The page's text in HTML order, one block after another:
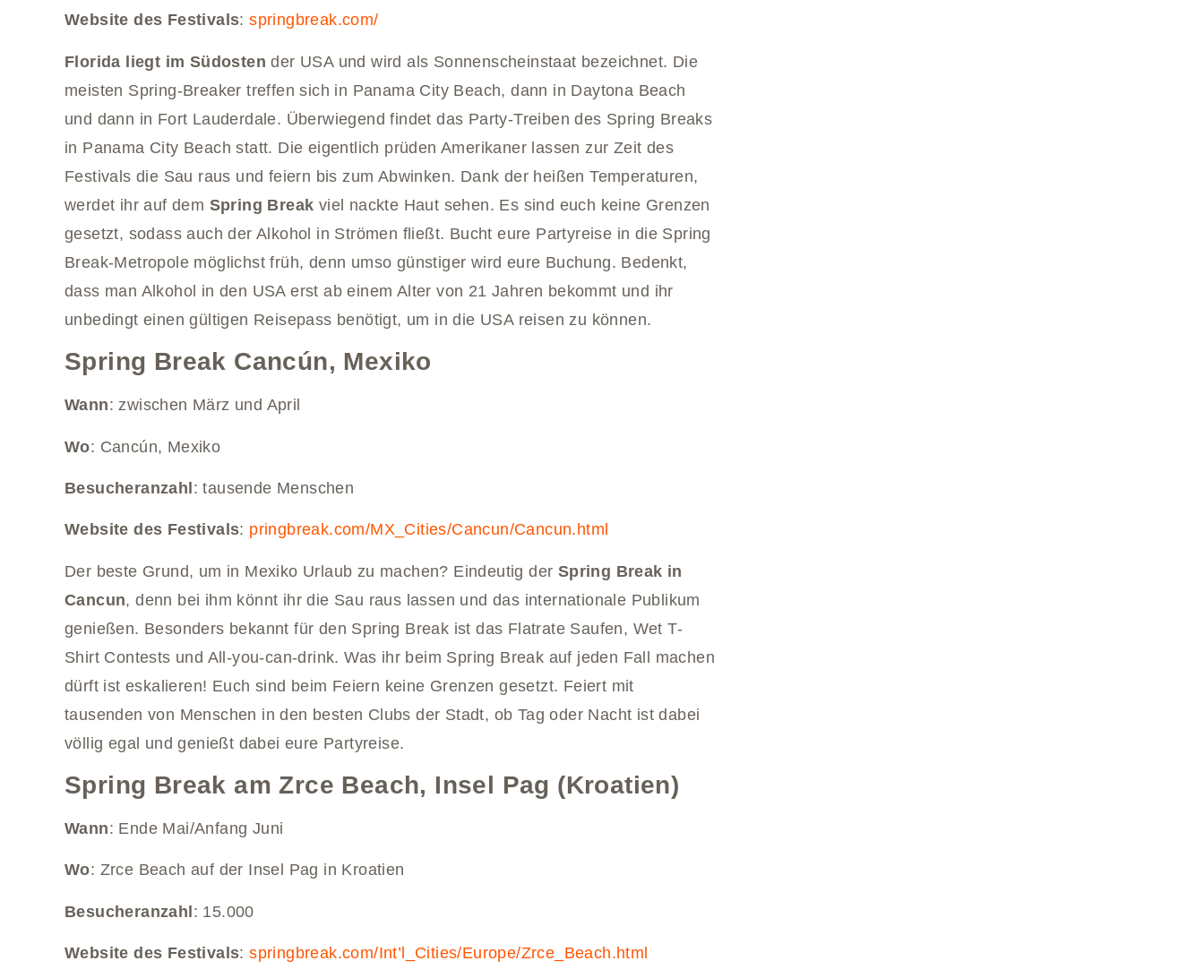
Website des Festivals:springbreak.com/
Florida liegt im Südosten der USA und wird als Sonnenscheinstaat bezeichnet. Die
meisten Spring-Breaker treffen sich in Panama City Beach, dann in Daytona Beach
und dann in Fort Lauderdale. Überwiegend findet das Party-Treiben des Spring Breaks
in Panama City Beach statt. Die eigentlich prüden Amerikaner lassen zur Zeit des
Festivals die Sau raus und feiern bis zum Abwinken. Dank der heißen Temperaturen,
werdet ihr auf dem Spring Break viel nackte Haut sehen. Es sind euch keine Grenzen
gesetzt, sodass auch der Alkohol in Strömen fließt. Bucht eure Partyreise in die Spring
Break-Metropole möglichst früh, denn umso günstiger wird eure Buchung. Bedenkt,
dass man Alkohol in den USA erst ab einem Alter von 21 Jahren bekommt und ihr
unbedingt einen gültigen Reisepass benötigt, um in die USA reisen zu können.
Spring Break Cancún, Mexiko
Wann: zwischen März und April
Wo: Cancún, Mexiko
Besucheranzahl: tausende Menschen
Website des Festivals: pringbreak.com/MX_Cities/Cancun/Cancun.html
Der beste Grund, um in Mexiko Urlaub zu machen? Eindeutig der Spring Break in
Cancun, denn bei ihm könnt ihr die Sau raus lassen und das internationale Publikum
genießen. Besonders bekannt für den Spring Break ist das Flatrate Saufen, Wet T-
Shirt Contests und All-you-can-drink. Was ihr beim Spring Break auf jeden Fall machen
dürft ist eskalieren! Euch sind beim Feiern keine Grenzen gesetzt. Feiert mit
tausenden von Menschen in den besten Clubs der Stadt, ob Tag oder Nacht ist dabei
völlig egal und genießt dabei eure Partyreise.
Spring Break am Zrce Beach, Insel Pag (Kroatien)
Wann: Ende Mai/Anfang Juni
Wo: Zrce Beach auf der Insel Pag in Kroatien
Besucheranzahl: 15.000
Website des Festivals:springbreak.com/Int’l_Cities/Europe/Zrce_Beach.html